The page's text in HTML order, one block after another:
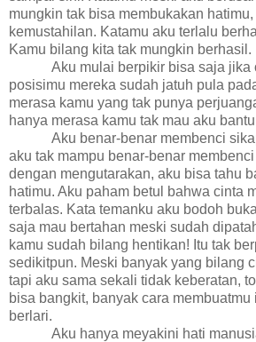
mungkin tak bisa membukakan
kemustahilan. Katamu aku terlalu
Kamu bilang kita tak mungkin berhasil.
Aku mulai berpikir bisa saja jika
posisimu mereka sudah jatuh pula
merasa kamu yang tak punya
hanya merasa kamu tak mau aku
Aku benar-benar membenci
aku tak mampu benar-benar
dengan mengutarakan, aku bisa tahu
hatimu. Aku paham betul bahwa cinta
terbalas. Kata temanku aku bodoh
saja mau bertahan meski sudah
kamu sudah bilang hentikan! Itu tak
sedikitpun. Meski banyak yang bilang
tapi aku sama sekali tidak keberatan,
bisa bangkit, banyak cara
berlari.
Aku hanya meyakini hati